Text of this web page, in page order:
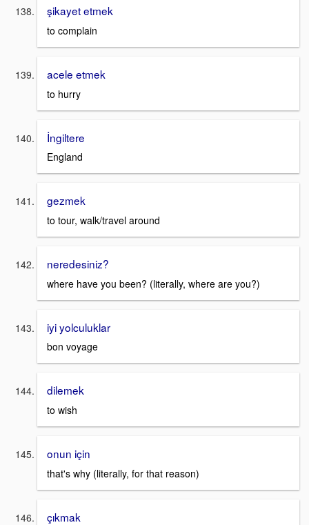
şikayet etmek
to complain
acele etmek
to hurry
İngiltere
England
gezmek
to tour, walk/travel around
neredesiniz?
where have you been? (literally, where are you?)
iyi yolculuklar
bon voyage
dilemek
to wish
onun için
that's why (literally, for that reason)
çıkmak